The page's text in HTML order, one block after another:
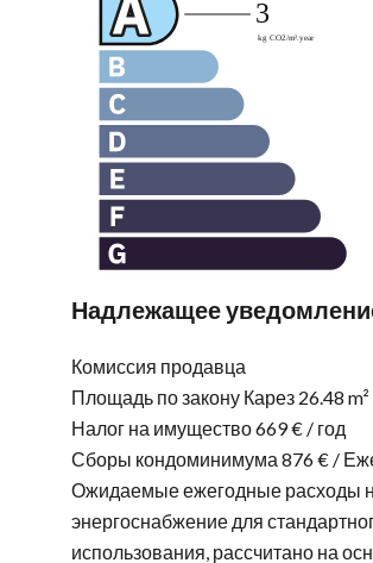
Надлежащее
Комиссия продавца
Площадь по закону Карез 26.48 m²
Налог на имущество669 € / год
Сборы кондоминимума 876 € /
Ожидаемые ежегодные расходы
энергоснабжение для
использования, рассчитано на